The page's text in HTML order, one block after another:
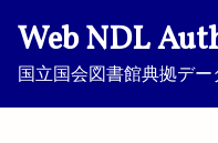
Web NDL
国立国会図書館典拠デ